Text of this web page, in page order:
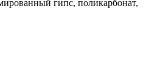
гипс, поликарбонат,